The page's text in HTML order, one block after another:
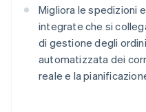
Migliora le spedizioni
integrate che si
di gestione degli
automatizzata dei
reale e la